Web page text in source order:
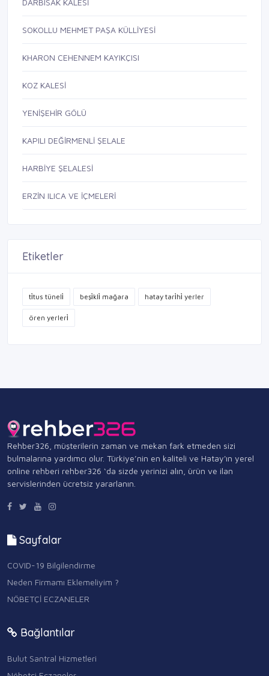
DARBISAK KALESİ
SOKOLLU MEHMET PAŞA KÜLLİYESİ
KHARON CEHENNEM KAYIKÇISI
KOZ KALESİ
YENİŞEHİR GÖLÜ
KAPILI DEĞİRMENLİ ŞELALE
HARBİYE ŞELALESİ
ERZİN ILICA VE İÇMELERİ
Etiketler
ti̇tus tüneli̇ beşi̇kli̇ mağara hatay tari̇hi̇ yerler
ören yerleri̇
Rehber326, müşterilerin zaman ve mekan fark etmeden sizi
bulmalarına yardımcı olur. Türkiye’nin en kaliteli ve Hatay'ın yerel
online rehberi rehber326 ‘da sizde yerinizi alın, ürün ve ilan
servislerinden ücretsiz yararlanın.
Sayfalar
COVID-19 Bilgilendirme
Neden Firmamı Eklemeliyim ?
NÖBETÇİ ECZANELER
Bağlantılar
Bulut Santral Hizmetleri